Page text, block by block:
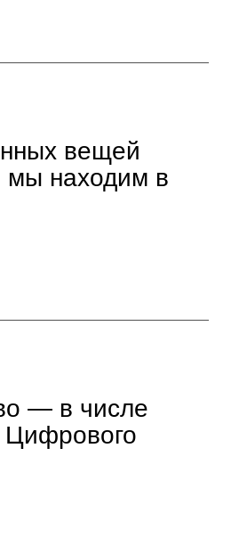
вещей
мы находим в
— в числе
Цифрового